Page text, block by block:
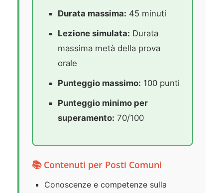
Durata massima: 45 minuti
Lezione simulata: Durata
massima metà della prova
orale
Punteggio massimo: 100 punti
Punteggio minimo per
superamento: 70/100
📚 Contenuti per Posti Comuni
Conoscenze e competenze sulla